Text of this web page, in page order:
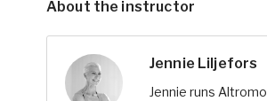
About the instructor
Jennie Liljefors
Jennie runs